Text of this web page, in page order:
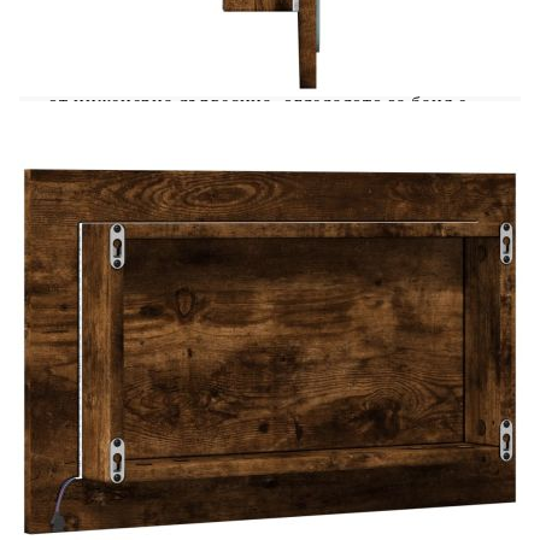
на банята.Издръжлив материал: Дървеният
материал е изключително качествен, с гладка
повърхност и се отличава със здравина,
стабилност и устойчивост на влага. Изработено
от инженерна дървесина, огледалото за баня е
отражение, така че е подходящо за гримиране,
бръснене или проверка на костюма преди
излизане.LED светлина: Оборудвано със
светодиодна светлина, това огледало осигурява
достатъчно осветление за ежедневните ви
процедури по грижа за кожата и грижата за нея,
като осигурява оптимална видимост и
точност.Конструкция за монтиране на стена:
LED огледалото може да се монтира на
стената.Добре е да се знае:Продуктът има USB
конектор, който изисква сертифициран 5V USB
захранващ източник (не е включен).Винтовете и
дюбелите за стената не са включени. Съветваме
ви да намерите и използвате винтове и дюбели,
подходящи специално за вашите стени. Ако не
сте сигурни, можете да се консултирате с
професионалист. Моля, прочетете и следвайте